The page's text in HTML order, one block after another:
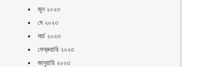
জুন ২০২৩
মে ২০২৩
মার্চ ২০২৩
ফেব্রুয়ারি ২০২৩
জানুয়ারি ২০২৩